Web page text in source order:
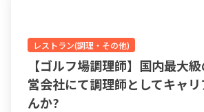
レストラン(調理・その他)
【ゴルフ場調理師】国内最大
営会社にて調理師としてキャ
んか?